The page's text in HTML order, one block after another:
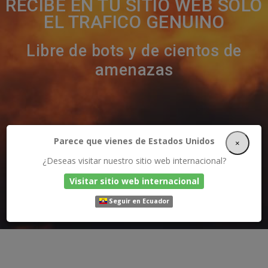
RECIBE EN TU SITIO WEB SOLO
EL TRAFICO GENUINO
Libre de bots y de cientos de
amenazas
Parece que vienes de Estados Unidos
¿Deseas visitar nuestro sitio web internacional?
Visitar sitio web internacional
Seguir en Ecuador
×